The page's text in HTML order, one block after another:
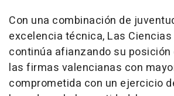
Con una combinación de
excelencia técnica, Las Ciencias
continúa afianzando su posición
las firmas valencianas con
comprometida con un ejercicio